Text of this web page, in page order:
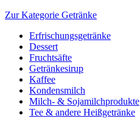
Zur Kategorie Getränke
Erfrischungsgetränke
Dessert
Fruchtsäfte
Getränkesirup
Kaffee
Kondensmilch
Milch- & Sojamilchprodukte
Tee & andere Heißgetränke